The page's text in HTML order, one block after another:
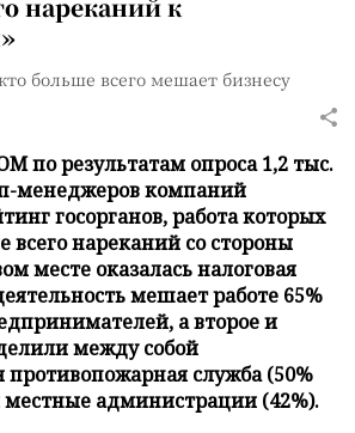
нареканий к
больше всего мешает бизнесу
по результатам опроса 1,2 тыс.
менеджеров компаний
госорганов, работа которых
всего нареканий со стороны
месте оказалась налоговая
мешает работе 65%
а второе и
между собой
противопожарная служба (50%
местные администрации (42%).